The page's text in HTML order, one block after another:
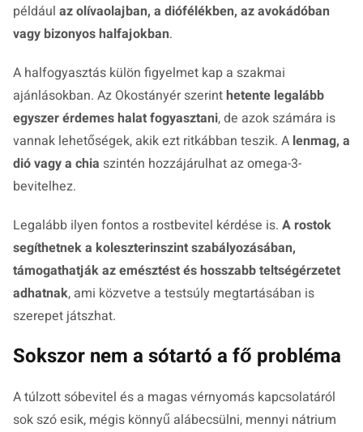
például az olívaolajban, a diófélékben, az avokádóban
vagy bizonyos halfajokban.
A halfogyasztás külön figyelmet kap a szakmai
ajánlásokban. Az Okostányér szerinthetente legalább
egyszer érdemes halat fogyasztani, de azok számára is
vannak lehetőségek, akik ezt ritkábban teszik. A lenmag, a
dió vagy a chia szintén hozzájárulhat az omega-3-
bevitelhez.
Legalább ilyen fontos a rostbevitel kérdése is. A rostok
segíthetnek a koleszterinszint szabályozásában,
támogathatják az emésztést és hosszabb teltségérzetet
adhatnak, ami közvetve a testsúly megtartásában is
szerepet játszhat.
Sokszor nem a sótartó a fő probléma
A túlzott sóbevitel és a magas vérnyomás kapcsolatáról
sok szó esik, mégis könnyű alábecsülni, mennyi nátrium